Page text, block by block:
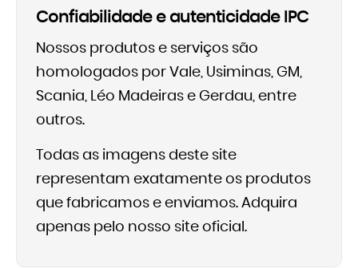
Confiabilidade e autenticidade IPC
Nossos produtos e serviços são
homologados por Vale, Usiminas, GM,
Scania, Léo Madeiras e Gerdau, entre
outros.
Todas as imagens deste site
representam exatamente os produtos
que fabricamos e enviamos. Adquira
apenas pelo nosso site oficial.